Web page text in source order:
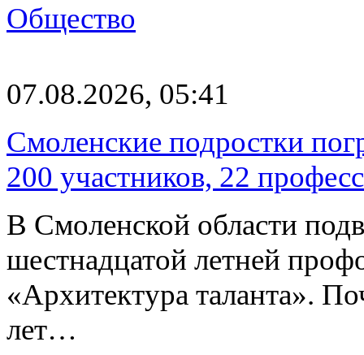
Общество
07.08.2026, 05:41
Смоленские подростки
200 участников, 22
В Смоленской области
шестнадцатой летней
«Архитектура таланта».
лет…